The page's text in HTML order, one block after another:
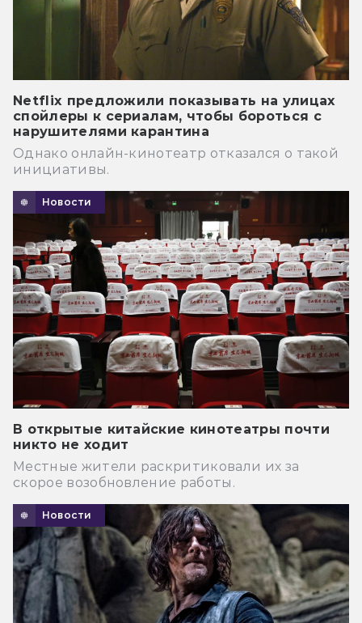
Netflix предложили показывать на улицах
спойлеры к сериалам, чтобы бороться с
нарушителями карантина
Однако онлайн-кинотеатр отказался о такой
инициативы.
Новости
В открытые китайские кинотеатры почти
никто не ходит
Местные жители раскритиковали их за
скорое возобновление работы.
Новости